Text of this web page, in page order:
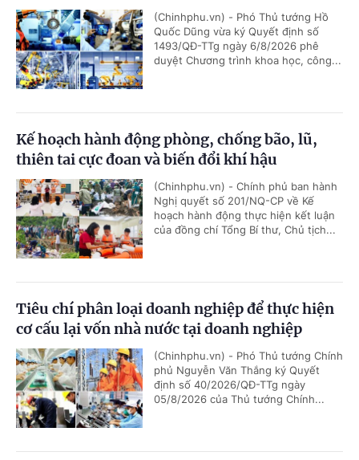
(Chinhphu.vn) - Phó Thủ tướng Hồ
Quốc Dũng vừa ký Quyết định số
1493/QĐ-TTg ngày 6/8/2026 phê
duyệt Chương trình khoa học, công...
Kế hoạch hành động phòng, chống bão, lũ,
thiên tai cực đoan và biến đổi khí hậu
(Chinhphu.vn) - Chính phủ ban hành
Nghị quyết số 201/NQ-CP về Kế
hoạch hành động thực hiện kết luận
của đồng chí Tổng Bí thư, Chủ tịch...
Tiêu chí phân loại doanh nghiệp để thực hiện
cơ cấu lại vốn nhà nước tại doanh nghiệp
(Chinhphu.vn) - Phó Thủ tướng Chính
phủ Nguyễn Văn Thắng ký Quyết
định số 40/2026/QĐ-TTg ngày
05/8/2026 của Thủ tướng Chính...